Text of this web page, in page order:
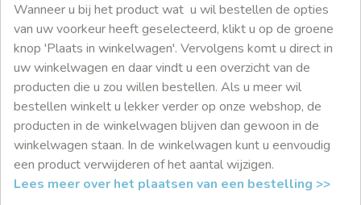
Wanneer u bij het product wat u wil bestellen de opties
van uw voorkeur heeft geselecteerd, klikt u op de groene
knop 'Plaats in winkelwagen'. Vervolgens komt u direct in
uw winkelwagen en daar vindt u een overzicht van de
producten die u zou willen bestellen. Als u meer wil
bestellen winkelt u lekker verder op onze webshop, de
producten in de winkelwagen blijven dan gewoon in de
winkelwagen staan. In de winkelwagen kunt u eenvoudig
een product verwijderen of het aantal wijzigen.
Lees meer over het plaatsen van een bestelling >>